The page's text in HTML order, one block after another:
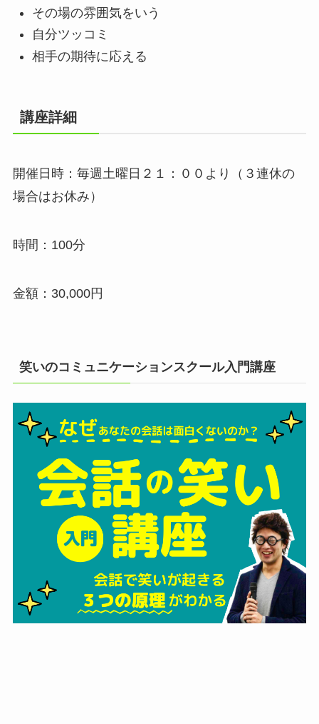
その場の雰囲気をいう
自分ツッコミ
相手の期待に応える
講座詳細
開催日時：毎週土曜日２１：００より（３連休の
場合はお休み）
時間：100分
金額：30,000円
笑いのコミュニケーションスクール入門講座